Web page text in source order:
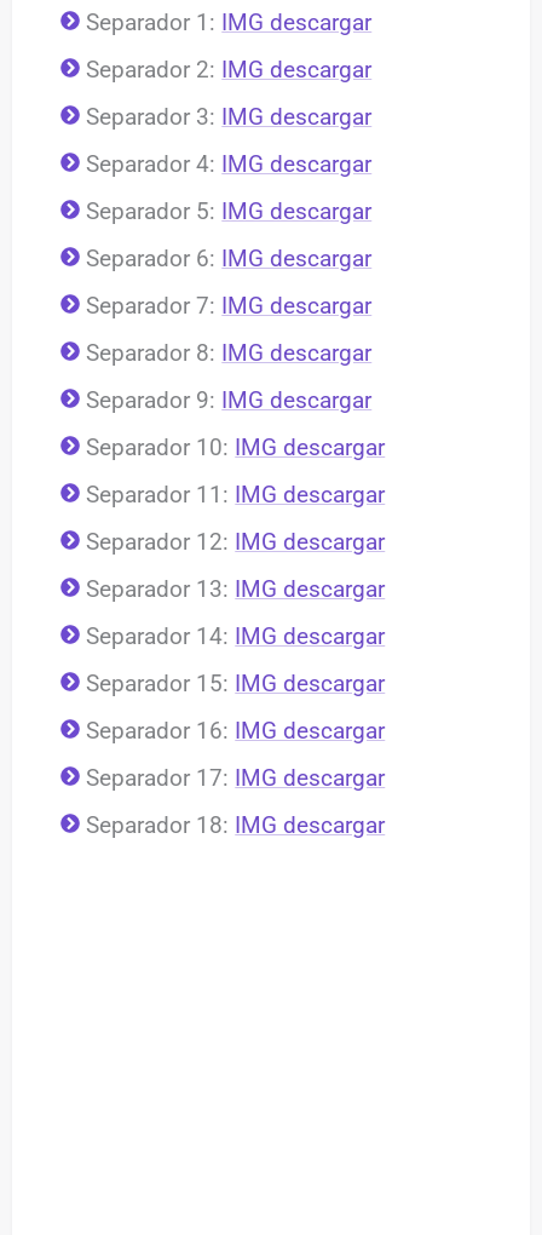
Separador 1: IMG descargar
Separador 2: IMG descargar
Separador 3: IMG descargar
Separador 4: IMG descargar
Separador 5: IMG descargar
Separador 6: IMG descargar
Separador 7: IMG descargar
Separador 8: IMG descargar
Separador 9: IMG descargar
Separador 10: IMG descargar
Separador 11: IMG descargar
Separador 12: IMG descargar
Separador 13: IMG descargar
Separador 14: IMG descargar
Separador 15: IMG descargar
Separador 16: IMG descargar
Separador 17: IMG descargar
Separador 18: IMG descargar